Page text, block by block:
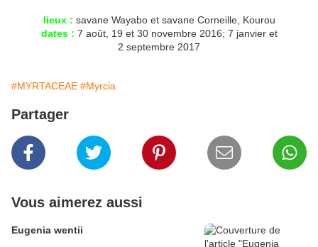
lieux : savane Wayabo et savane Corneille, Kourou
dates : 7 août, 19 et 30 novembre 2016; 7 janvier et
2 septembre 2017
#MYRTACEAE #Myrcia
Partager
Vous aimerez aussi
Eugenia wentii